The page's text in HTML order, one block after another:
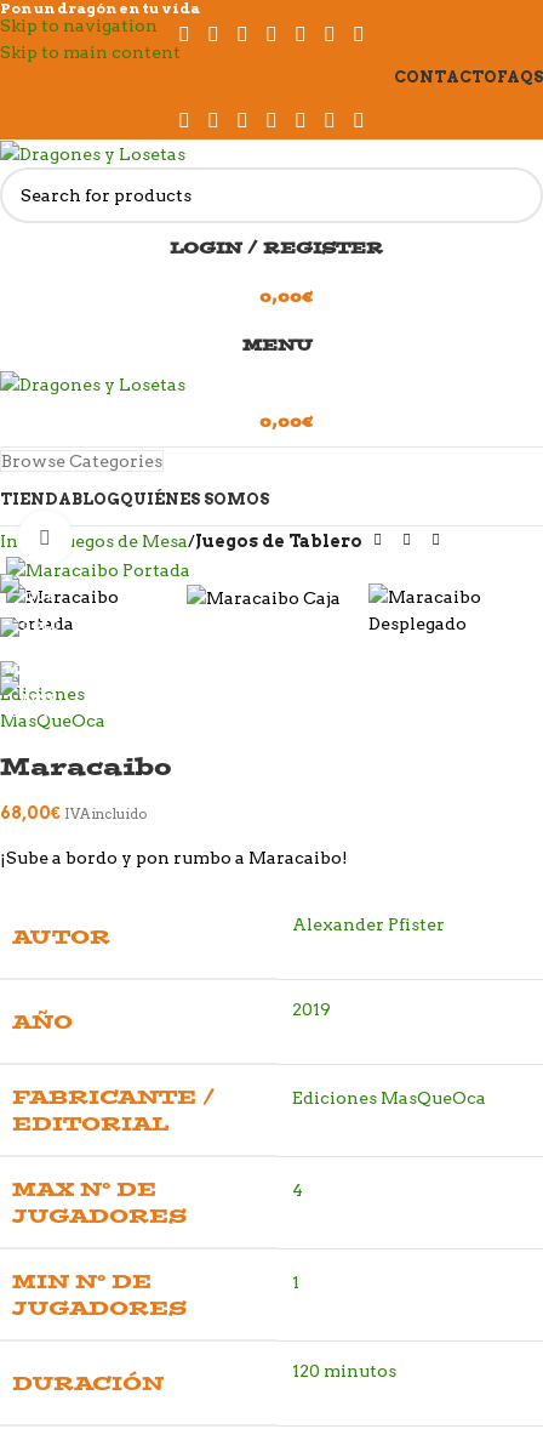
Skip to navigation
Skip to main content
Pon un dragón en tu vida
CONTACTOFAQS
LOGIN / REGISTER
0,00€
MENU
0,00€
Browse Categories
TIENDABLOGQUIÉNES SOMOS
Inicio Juegos de Mesa Juegos de Tablero
Click to enlarge
Maracaibo
68,00€ IVA incluido
¡Sube a bordo y pon rumbo a Maracaibo!
AUTOR Alexander Pfister
AÑO 2019
FABRICANTE /
EDITORIAL
Ediciones MasQueOca
MAX Nº DE
JUGADORES
4
MIN Nº DE
JUGADORES
1
DURACIÓN 120 minutos